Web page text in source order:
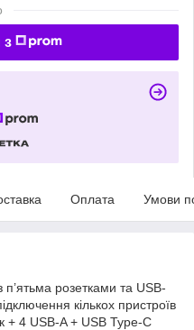
з
Оплата Умови
розетками та USB-
кількох пристроїв
+ 4 USB-A + USB Type-C